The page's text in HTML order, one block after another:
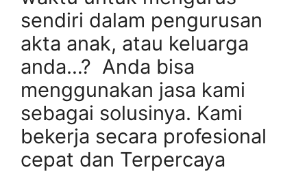
sendiri dalam pengurusan
akta anak, atau keluarga
anda…? Anda bisa
menggunakan jasa kami
sebagai solusinya. Kami
bekerja secara profesional
cepat dan Terpercaya